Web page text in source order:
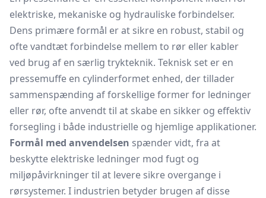
elektriske, mekaniske og hydrauliske forbindelser.
Dens primære formål er at sikre en robust, stabil og
ofte vandtæt forbindelse mellem to rør eller kabler
ved brug af en særlig trykteknik. Teknisk set er en
pressemuffe en cylinderformet enhed, der tillader
sammenspænding af forskellige former for ledninger
eller rør, ofte anvendt til at skabe en sikker og effektiv
forsegling i både industrielle og hjemlige applikationer.
Formål med anvendelsen spænder vidt, fra at
beskytte elektriske ledninger mod fugt og
miljøpåvirkninger til at levere sikre overgange i
rørsystemer. I industrien betyder brugen af disse